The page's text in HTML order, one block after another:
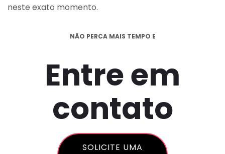
neste exato momento.
NÃO PERCA MAIS TEMPO E
Entre em
contato
SOLICITE UMA